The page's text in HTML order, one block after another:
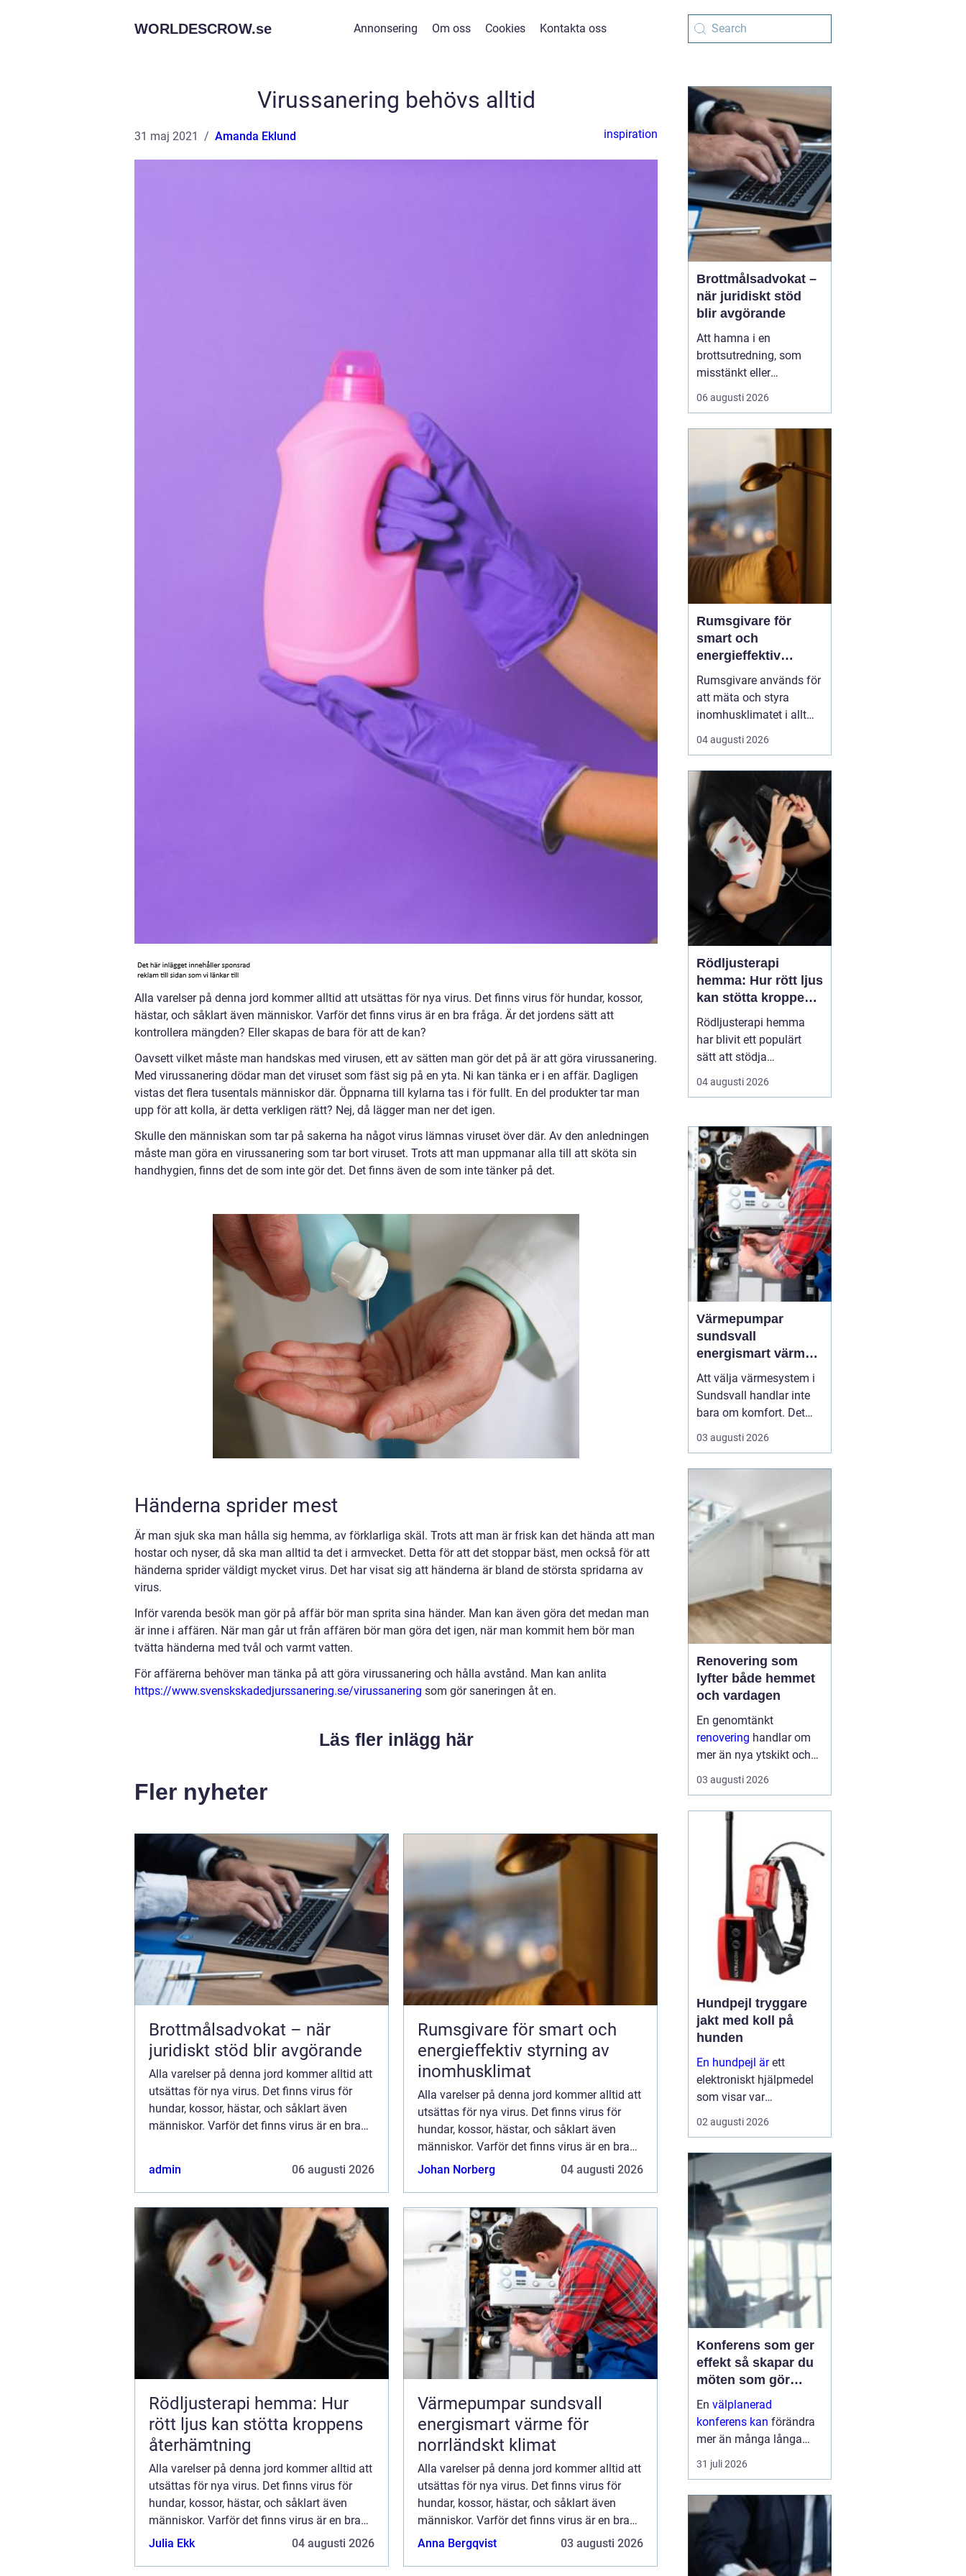
WORLDESCROW.se Annonsering Om oss Cookies Kontakta oss
Virussanering behövs alltid
31 maj 2021 Amanda Eklund inspiration
Alla varelser på denna jord kommer alltid att utsättas för nya virus. Det finns virus för hundar, kossor,
hästar, och såklart även människor. Varför det finns virus är en bra fråga. Är det jordens sätt att
kontrollera mängden? Eller skapas de bara för att de kan?
Oavsett vilket måste man handskas med virusen, ett av sätten man gör det på är att göra virussanering.
Med virussanering dödar man det viruset som fäst sig på en yta. Ni kan tänka er i en affär. Dagligen
vistas det flera tusentals människor där. Öppnarna till kylarna tas i för fullt. En del produkter tar man
upp för att kolla, är detta verkligen rätt? Nej, då lägger man ner det igen.
Skulle den människan som tar på sakerna ha något virus lämnas viruset över där. Av den anledningen
måste man göra en virussanering som tar bort viruset. Trots att man uppmanar alla till att sköta sin
handhygien, finns det de som inte gör det. Det finns även de som inte tänker på det.
Händerna sprider mest
Är man sjuk ska man hålla sig hemma, av förklarliga skäl. Trots att man är frisk kan det hända att man
hostar och nyser, då ska man alltid ta det i armvecket. Detta för att det stoppar bäst, men också för att
händerna sprider väldigt mycket virus. Det har visat sig att händerna är bland de största spridarna av
virus.
Inför varenda besök man gör på affär bör man sprita sina händer. Man kan även göra det medan man
är inne i affären. När man går ut från affären bör man göra det igen, när man kommit hem bör man
tvätta händerna med tvål och varmt vatten.
För affärerna behöver man tänka på att göra virussanering och hålla avstånd. Man kan anlita
https://www.svenskskadedjurssanering.se/virussanering som gör saneringen åt en.
Läs fler inlägg här
Fler nyheter
Brottmålsadvokat – när
juridiskt stöd blir avgörande
Alla varelser på denna jord kommer alltid att
utsättas för nya virus. Det finns virus för
hundar, kossor, hästar, och såklart även
människor. Varför det finns virus är en bra
admin 06 augusti 2026
Rumsgivare för smart och
energieffektiv styrning av
inomhusklimat
Alla varelser på denna jord kommer alltid att
utsättas för nya virus. Det finns virus för
hundar, kossor, hästar, och såklart även
människor. Varför det finns virus är en bra
fråga. Är det jordens sätt att kontrollera
Johan Norberg 04 augusti 2026
Rödljusterapi hemma: Hur
rött ljus kan stötta kroppens
återhämtning
Alla varelser på denna jord kommer alltid att
utsättas för nya virus. Det finns virus för
hundar, kossor, hästar, och såklart även
människor. Varför det finns virus är en bra
fråga. Är det jordens sätt att kontrollera
Julia Ekk 04 augusti 2026
Värmepumpar sundsvall
energismart värme för
norrländskt klimat
Alla varelser på denna jord kommer alltid att
utsättas för nya virus. Det finns virus för
hundar, kossor, hästar, och såklart även
människor. Varför det finns virus är en bra
fråga. Är det jordens sätt att kontrollera
Anna Bergqvist 03 augusti 2026
Brottmålsadvokat –
när juridiskt stöd
blir avgörande
Att hamna i en
brottsutredning, som
misstänkt eller
brottsoffer, vänder ofta
upp och ned på
ekonomi dyker upp
direkt. I en sådan
situation spelar en
brottmålsadvokat en
avgö...
06 augusti 2026
Rumsgivare för
smart och
energieffektiv
styrning av
inomhusklimat
Rumsgivare används för
att mäta och styra
inomhusklimatet i allt
från bostäder och kontor
till skolor, sjukhus och
kombinera enkla
sensorer med
genomtänkt reglering
kan man få jämnare te...
04 augusti 2026
Rödljusterapi
hemma: Hur rött ljus
kan stötta kroppens
återhämtning
Rödljusterapi hemma
har blivit ett populärt
sätt att stödja
återhämtning, hudhälsa
och sömn utan
behandlingar. Metoden
bygger på kontrollerad
exponering för rött och
n&...
04 augusti 2026
Värmepumpar
sundsvall
energismart värme
för norrländskt
klimat
Att välja värmesystem i
Sundsvall handlar inte
bara om komfort. Det
påverkar ekonomin,
miljön och husets
moderna värmepumpar
kombinerar låg
energiförbrukning med
trygg värme året runt.
03 augusti 2026
Renovering som
lyfter både hemmet
och vardagen
En genomtänkt
renovering handlar om
mer än nya ytskikt och
trendiga färger. När
arbetet planeras väl kan
energikostnaderna
minska och vardagen
fungera bättre. Smarta
val i början...
03 augusti 2026
Hundpejl tryggare
jakt med koll på
hunden
En hundpejl ärett
elektroniskt hjälpmedel
som visar var
jakthunden befinner sig i
realtid. Halsbandet på
med en handenhet eller
app, ofta via gps och
mobilnät, så att
hundföra...
02 augusti 2026
Konferens som ger
effekt så skapar du
möten som gör
skillnad
En välplanerad
konferens kan förändra
mer än många långa
mejltrådar och digitala
möten tillsammans. När
en tydlig riktning och
eller flera dagar, händer
31 juli 2026